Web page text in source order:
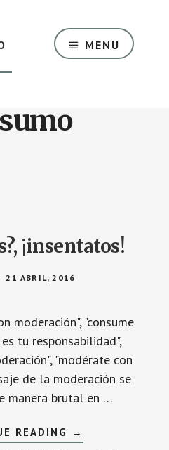
MENU
¡insentatos!
21 ABRIL, 2016
moderación", "consume
tu responsabilidad",
"modérate con
de la moderación se
manera brutal en …
READING ACERCA
DE
→